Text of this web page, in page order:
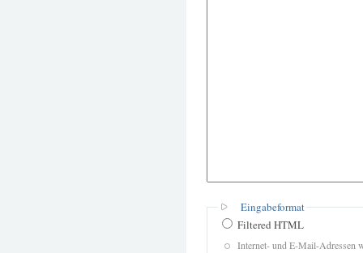
Eingabeformat
Filtered HTML
Internet- und E-Mail-Adressen